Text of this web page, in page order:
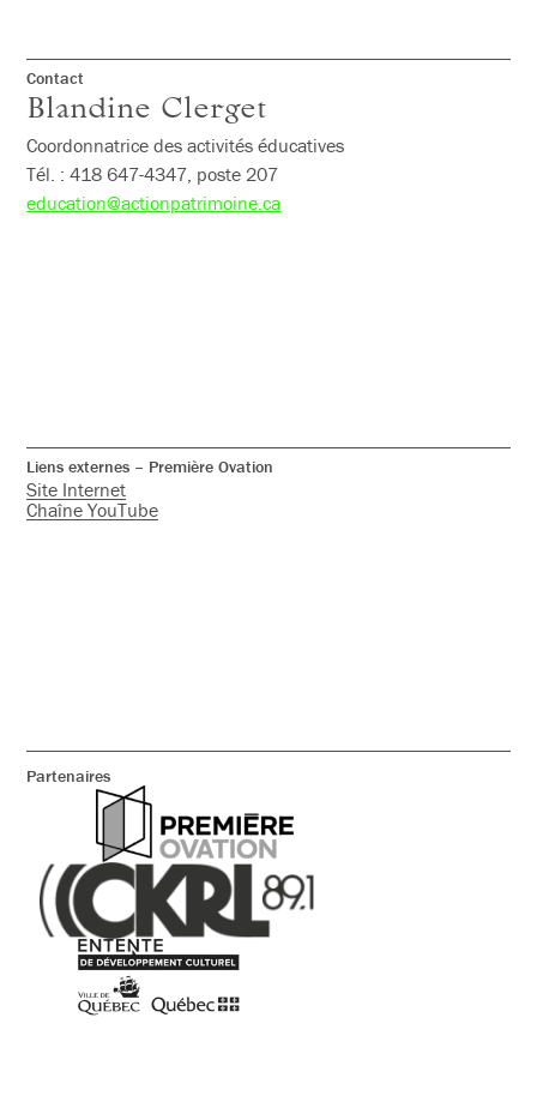
Contact
Blandine Clerget
Coordonnatrice des activités éducatives
Tél. : 418 647-4347, poste 207
education@actionpatrimoine.ca
Liens externes – Première Ovation
Site Internet
Chaîne YouTube
Partenaires